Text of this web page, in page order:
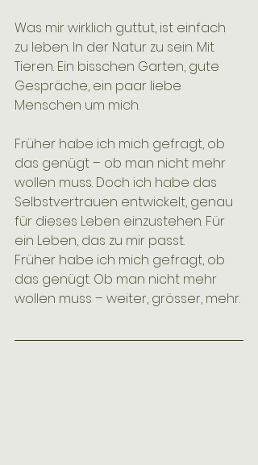
Was mir wirklich guttut, ist einfach
zu leben. In der Natur zu sein. Mit
Tieren. Ein bisschen Garten, gute
Gespräche, ein paar liebe
Menschen um mich.
Früher habe ich mich gefragt, ob
das genügt – ob man nicht mehr
wollen muss. Doch ich habe das
Selbstvertrauen entwickelt, genau
für dieses Leben einzustehen. Für
ein Leben, das zu mir passt.
Früher habe ich mich gefragt, ob
das genügt. Ob man nicht mehr
wollen muss – weiter, grösser, mehr.